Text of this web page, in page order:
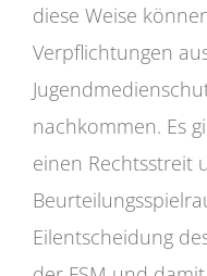
diese Weise
Verpflichtungen
nachkommen. Es
einen Rechtsstreit
Eilentscheidung